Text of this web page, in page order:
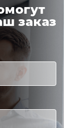
заказ